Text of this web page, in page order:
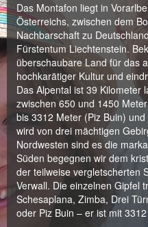
Das Montafon liegt in
Österreichs, zwischen dem
Nachbarschaft zu
Fürstentum Liechtenstein.
überschaubare Land für das
hochkarätiger Kultur und
Das Alpental ist 39 Kilometer
zwischen 650 und 1450
bis 3312 Meter (Piz Buin)
wird von drei mächtigen
Nordwesten sind es die
Süden begegnen wir dem
der teilweise vergletscherten
Verwall. Die einzelnen Gipfel
Schesaplana, Zimba, Drei
oder Piz Buin – er ist mit